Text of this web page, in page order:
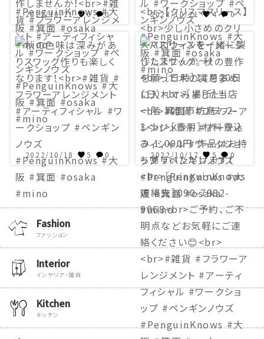
2022/10/21 6 0 2022/10/21 4 0
2022/10/18 5 0 2022/10/17 5 0
Fashion
ファッション
Interior
インテリア・雑貨
Kitchen
キッチン